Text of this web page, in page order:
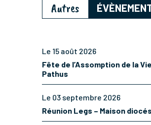
Autres
Le 15 août 2026
Fête de l’Assomption de la
Pathus
Le 03 septembre 2026
Réunion Legs – Maison